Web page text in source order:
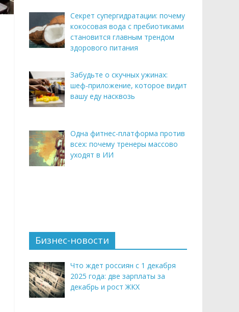
Секрет супергидратации: почему
кокосовая вода с пребиотиками
становится главным трендом
здорового питания
Забудьте о скучных ужинах:
шеф-приложение, которое видит
вашу еду насквозь
Одна фитнес-платформа против
всех: почему тренеры массово
уходят в ИИ
Бизнес-новости
Что ждет россиян с 1 декабря
2025 года: две зарплаты за
декабрь и рост ЖКХ